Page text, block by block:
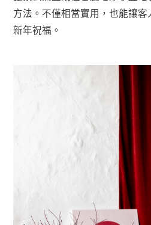
方法。不僅相當實用，也能讓
新年祝福。